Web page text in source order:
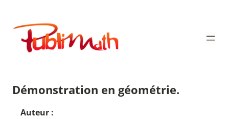
contenu
Publimath
Démonstration en géométrie.
Auteur :